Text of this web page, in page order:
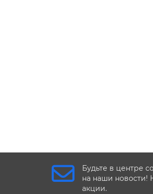
Будьте в центре
на наши новости!
акции.